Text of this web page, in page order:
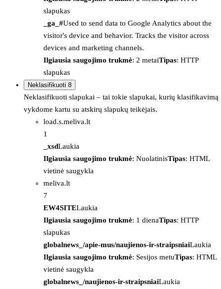
slapukas
_ga_#Used to send data to Google Analytics about the
visitor's device and behavior. Tracks the visitor across
devices and marketing channels.
Ilgiausia saugojimo trukmė: 2 metaiTipas: HTTP
slapukas
Neklasifikuoti 8
Neklasifikuoti slapukai – tai tokie slapukai, kurių klasifikavimą
vykdome kartu su atskirų slapukų teikėjais.
load.s.meliva.lt
1
_xsdLaukia
Ilgiausia saugojimo trukmė: NuolatinisTipas: HTML
vietinė saugykla
meliva.lt
7
EW4SITELaukia
Ilgiausia saugojimo trukmė: 1 dienaTipas: HTTP
slapukas
globalnews_/apie-mus/naujienos-ir-straipsniaiLaukia
Ilgiausia saugojimo trukmė: Sesijos metuTipas: HTML
vietinė saugykla
globalnews_/naujienos-ir-straipsniaiLaukia